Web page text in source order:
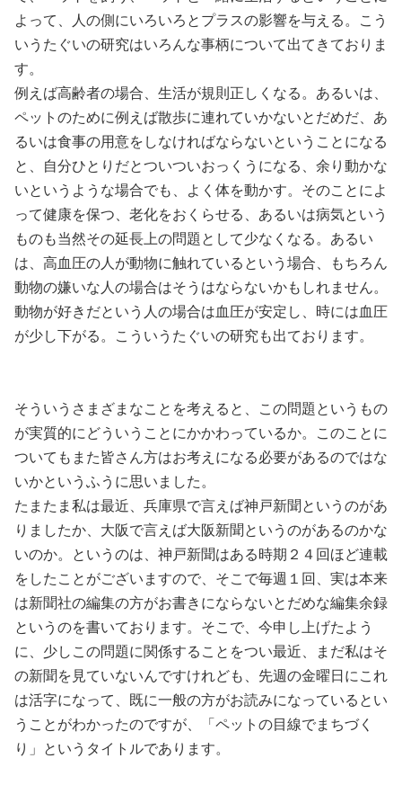
よって、人の側にいろいろとプラスの影響を与える。こう
いうたぐいの研究はいろんな事柄について出てきておりま
す。
例えば高齢者の場合、生活が規則正しくなる。あるいは、
ペットのために例えば散歩に連れていかないとだめだ、あ
るいは食事の用意をしなければならないということになる
と、自分ひとりだとついついおっくうになる、余り動かな
いというような場合でも、よく体を動かす。そのことによ
って健康を保つ、老化をおくらせる、あるいは病気という
ものも当然その延長上の問題として少なくなる。あるい
は、高血圧の人が動物に触れているという場合、もちろん
動物の嫌いな人の場合はそうはならないかもしれません。
動物が好きだという人の場合は血圧が安定し、時には血圧
が少し下がる。こういうたぐいの研究も出ております。
そういうさまざまなことを考えると、この問題というもの
が実質的にどういうことにかかわっているか。このことに
ついてもまた皆さん方はお考えになる必要があるのではな
いかというふうに思いました。
たまたま私は最近、兵庫県で言えば神戸新聞というのがあ
りましたか、大阪で言えば大阪新聞というのがあるのかな
いのか。というのは、神戸新聞はある時期２４回ほど連載
をしたことがございますので、そこで毎週１回、実は本来
は新聞社の編集の方がお書きにならないとだめな編集余録
というのを書いております。そこで、今申し上げたよう
に、少しこの問題に関係することをつい最近、まだ私はそ
の新聞を見ていないんですけれども、先週の金曜日にこれ
は活字になって、既に一般の方がお読みになっているとい
うことがわかったのですが、「ペットの目線でまちづく
り」というタイトルであります。